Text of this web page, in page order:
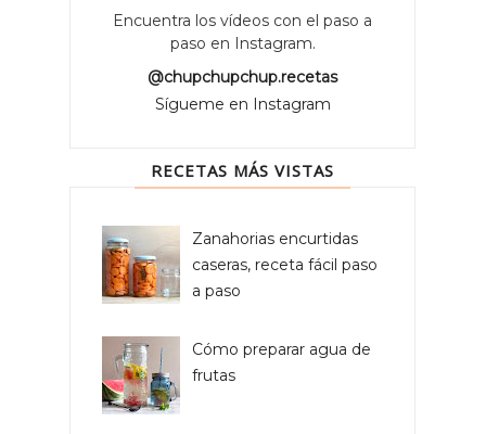
Encuentra los vídeos con el paso a
paso en Instagram.
@chupchupchup.recetas
Sígueme en Instagram
RECETAS MÁS VISTAS
Zanahorias encurtidas
caseras, receta fácil paso
a paso
Cómo preparar agua de
frutas